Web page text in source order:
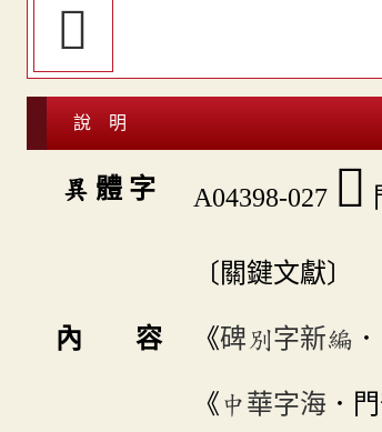
󶖶
說 明
異 體 字 A04398-027 󶗁
內 容
〔關鍵文獻〕
《碑別字新編
《 中華字海 ．